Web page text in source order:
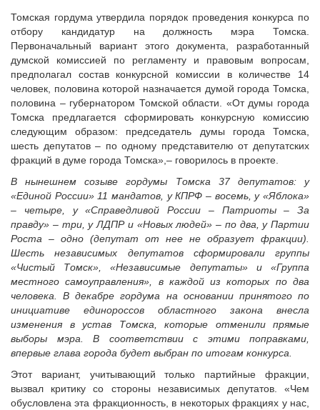
Семинары Совета
Издания Совета
Вопрос-ответ
ОКМО
Информационный бюллетень МСУ
НАСЕЛЕНИЕ И МСУ
ТОС
Лучшие практики ТОС
Ревизионная комиссия
Палаты Совета
Комитеты Совета
Правление Совета
Обработка персональных данных
Партнеры Совета
Полезные ссылки
Инвестиционные порталы муниципальных образований
Контактная информация
НОВОСТИ
СМИ о нас
МЕТОДИЧЕСКИЙ РАЗДЕЛ
Опыт регионов
Методические материалы
Опыт муниципалитетов
Судебная практика
Мнение специалиста
Семинары Совета
Издания Совета
Томская гордума утвердила порядок проведения конкурса по
отбору кандидатур на должность мэра Томска.
Первоначальный вариант этого документа, разработанный
думской комиссией по регламенту и правовым вопросам,
предполагал состав конкурсной комиссии в количестве 14
человек, половина которой назначается думой города Томска,
половина – губернатором Томской области. «От думы города
Томска предлагается сформировать конкурсную комиссию
следующим образом: председатель думы города Томска,
шесть депутатов – по одному представителю от депутатских
фракций в думе города Томска»,– говорилось в проекте.
В нынешнем созыве гордумы Томска 37 депутатов: у
«Единой России» 11 мандатов, у КПРФ – восемь, у «Яблока»
– четыре, у «Справедливой России – Патриоты – За
правду» – три, у ЛДПР и «Новых людей» – по два, у Партии
Роста – одно (депутат от нее не образует фракции).
Шесть независимых депутатов сформировали группы
«Чистый Томск», «Независимые депутаты» и «Группа
местного самоуправления», в каждой из которых по два
человека. В декабре гордума на основании принятого по
инициативе единороссов областного закона внесла
изменения в устав Томска, которые отменили прямые
выборы мэра. В соответствии с этими поправками,
впервые глава города будет выбран по итогам конкурса.
Этот вариант, учитывающий только партийные фракции,
вызвал критику со стороны независимых депутатов. «Чем
обусловлена эта фракционность, в некоторых фракциях у нас,